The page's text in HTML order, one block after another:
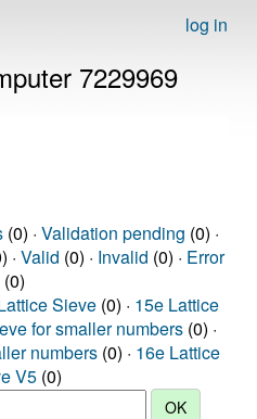
log in
7229969
(0) · Validation pending (0) ·
· Valid (0) · Invalid (0) · Error
(0)
Sieve (0) · 15e Lattice
for smaller numbers (0) ·
numbers (0) · 16e Lattice
V5 (0)